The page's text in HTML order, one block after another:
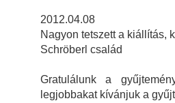
2012.04.08
Nagyon tetszett a kiállítás,
Schröberl család
Gratulálunk a
legjobbakat kívánjuk a